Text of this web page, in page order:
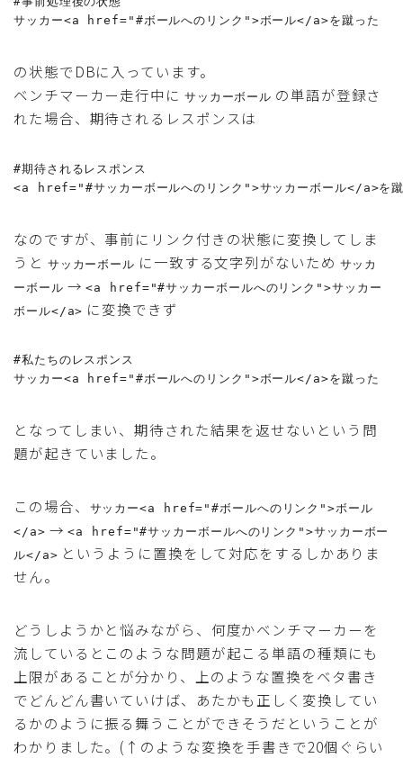
サッカー<a href="#ボールへのリンク">ボール</a>を蹴った
の状態でDBに入っています。
ベンチマーカー走行中に サッカーボール の単語が登録さ
れた場合、期待されるレスポンスは
#期待されるレスポンス
<a href="#サッカーボールへのリンク">サッカーボール</a>を
なのですが、事前にリンク付きの状態に変換してしま
うと サッカーボール に一致する文字列がないため サッカ
ーボール →<a href="#サッカーボールへのリンク">サッカー
ボール</a> に変換できず
#私たちのレスポンス
サッカー<a href="#ボールへのリンク">ボール</a>を蹴った
となってしまい、期待された結果を返せないという問
題が起きていました。
この場合、
サッカー<a href="#ボールへのリンク">ボール
</a> →<a href="#サッカーボールへのリンク">サッカーボー
ル</a> というように置換をして対応をするしかありま
せん。
どうしようかと悩みながら、何度かベンチマーカーを
流しているとこのような問題が起こる単語の種類にも
上限があることが分かり、上のような置換をベタ書き
でどんどん書いていけば、あたかも正しく変換してい
るかのように振る舞うことができそうだということが
わかりました。(↑のような変換を手書きで20個ぐらい